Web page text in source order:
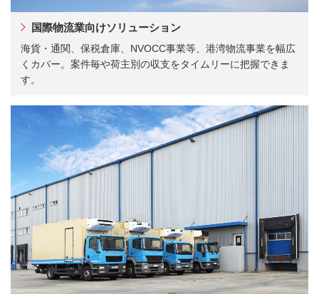
国際物流業向けソリューション
海貨・通関、保税倉庫、NVOCC事業等、港湾物流事業を幅広
くカバー。案件毎や荷主別の収支をタイムリーに把握できま
す。